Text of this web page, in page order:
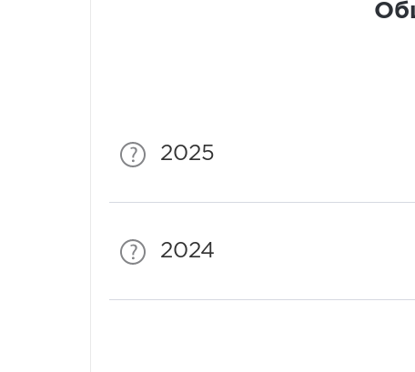
2025
2024